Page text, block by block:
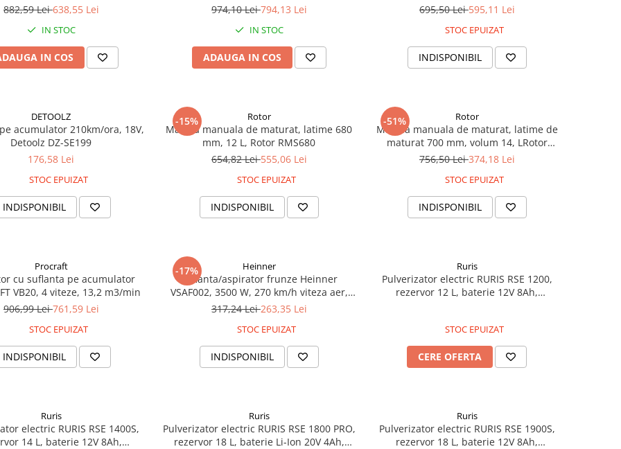
882,59 Lei638,55 Lei
IN STOC
IN COS
974,10 Lei794,13 Lei
IN STOC
ADAUGA IN COS
695,50 Lei595,11 Lei
STOC EPUIZAT
INDISPONIBIL
DETOOLZ
acumulator 210km/ora, 18V,
Detoolz DZ-SE199
176,58 Lei
STOC EPUIZAT
INDISPONIBIL
-15% Rotor
Masina manuala de maturat, latime 680
mm, 12 L, Rotor RMS680
654,82 Lei555,06 Lei
STOC EPUIZAT
INDISPONIBIL
-51% Rotor
Masina manuala de maturat, latime de
maturat 700 mm, volum 14, LRotor
RMS700
756,50 Lei374,18 Lei
STOC EPUIZAT
INDISPONIBIL
Procraft
cu suflanta pe acumulator
PROCRAFT VB20, 4 viteze, 13,2 m3/min
906,99 Lei761,59 Lei
STOC EPUIZAT
INDISPONIBIL
-17% Heinner
Suflanta/aspirator frunze Heinner
VSAF002, 3500 W, 270 km/h viteza aer,
13.2 mx/min debit aer, 40 l sac colector,
317,24 Lei263,35 Lei
STOC EPUIZAT
INDISPONIBIL
Ruris
Pulverizator electric RURIS RSE 1200,
rezervor 12 L, baterie 12V 8Ah,
display și manometru, 4 tipuri de duze
incluse
STOC EPUIZAT
CERE OFERTA
Ruris
electric RURIS RSE 1400S,
14 L, baterie 12V 8Ah,
Ruris
Pulverizator electric RURIS RSE 1800 PRO,
rezervor 18 L, baterie Li-Ion 20V 4Ah,
Ruris
Pulverizator electric RURIS RSE 1900S,
rezervor 18 L, baterie 12V 8Ah,